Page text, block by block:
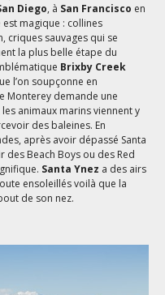
Diego, à San Francisco en
magique : collines
criques sauvages qui se
la plus belle étape du
Brixby Creek
l’on soupçonne en
Monterey demande une
animaux marins viennent y
des baleines. En
après avoir dépassé Santa
Beach Boys ou des Red
Santa Ynez a des airs
ensoleillés voilà que la
de son nez.